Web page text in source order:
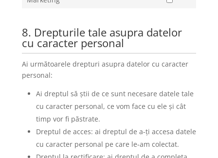
8. Drepturile tale asupra datelor
cu caracter personal
Ai următoarele drepturi asupra datelor cu caracter
personal:
Ai dreptul să știi de ce sunt necesare datele tale
cu caracter personal, ce vom face cu ele și cât
timp vor fi păstrate.
Dreptul de acces: ai dreptul de a-ți accesa datele
cu caracter personal pe care le-am colectat.